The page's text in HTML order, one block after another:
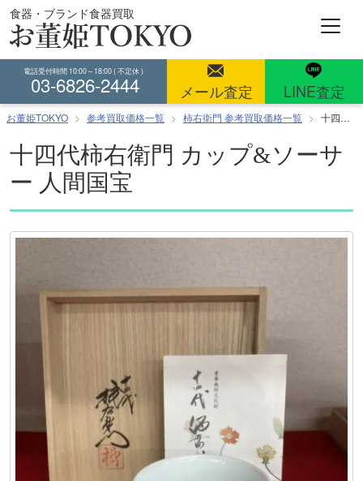
コ
ン
テ
へ
ス
プ
食器・ブランド食器買取
電話受付時間 10:00～18:00 ( 不定休 )
03-6826-2444 メール査定 LINE査定
お董姫TOKYO 参考買取価格一覧 柿右衛門 参考買取価格一覧 十四代柿右衛門 カップ&ソーサー 人間国宝
十四代柿右衛門 カップ&ソーサ
ー 人間国宝